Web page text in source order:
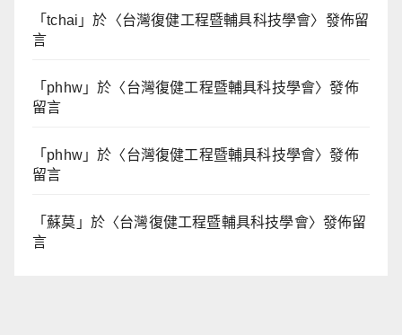
「tchai 」於〈台灣復健工程暨輔具科技學會〉發佈留
言
「 phhw 」於〈台灣復健工程暨輔具科技學會〉發佈
留言
「 phhw 」於〈台灣復健工程暨輔具科技學會〉發佈
留言
「蘇莫 」於〈台灣復健工程暨輔具科技學會〉發佈留
言